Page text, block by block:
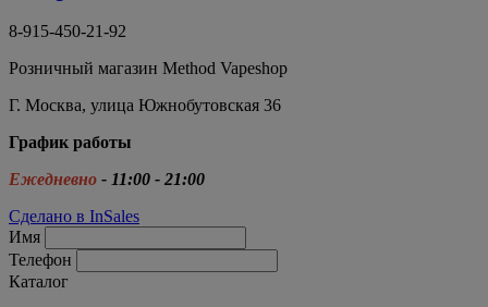
8-915-450-21-92
Розничный магазин Method Vapeshop
Г. Москва, улица Южнобутовская 36
График работы
Ежедневно - 11:00 - 21:00
Сделано в InSales
Имя
Телефон
Каталог